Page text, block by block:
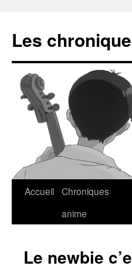
Les
Accueil Chroniques
anime
Le newbie